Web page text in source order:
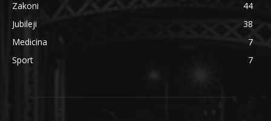
Zakoni
44
Jubileji
38
Medicina
7
Sport
7